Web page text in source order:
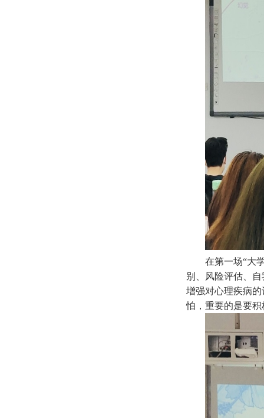
在第一场“大
别、风险评估、
增强对心理疾病
怕，重要的是要